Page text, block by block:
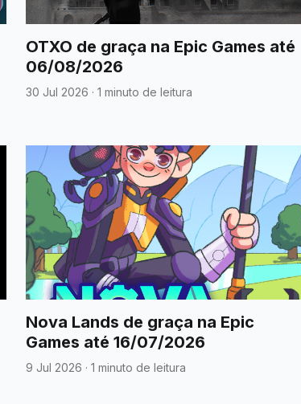
OTXO de graça na Epic Games até
06/08/2026
30 Jul 2026 · 1 minuto de leitura
Nova Lands de graça na Epic
Games até 16/07/2026
9 Jul 2026 · 1 minuto de leitura